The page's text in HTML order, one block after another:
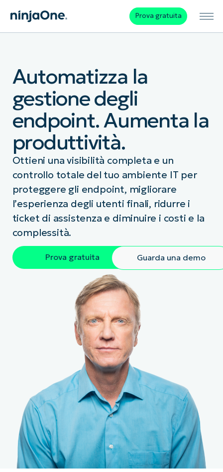
Prova gratuita
Automatizza la
gestione degli
endpoint. Aumenta la
produttività.
Ottieni una visibilità completa e un
controllo totale del tuo ambiente IT per
proteggere gli endpoint, migliorare
l’esperienza degli utenti finali, ridurre i
ticket di assistenza e diminuire i costi e la
complessità.
Prova gratuita Guarda una demo